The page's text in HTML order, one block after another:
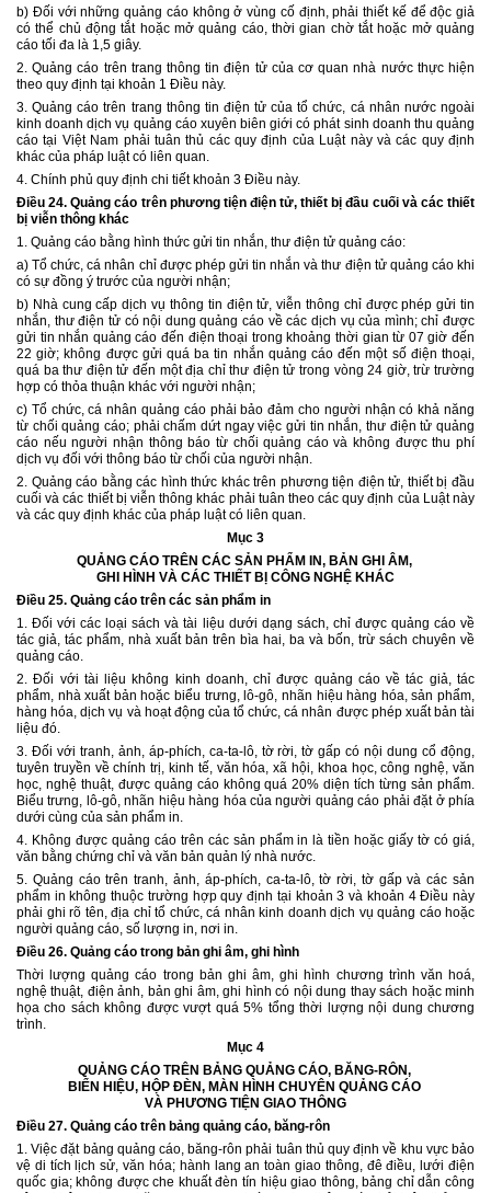
b) Đối với những quảng cáo không ở vùng cố định, phải thiết kế để độc giả
có thể chủ động tắt hoặc mở quảng cáo, thời gian chờ tắt hoặc mở quảng
cáo tối đa là 1,5 giây.
2. Quảng cáo trên trang thông tin điện tử của cơ quan nhà nước thực hiện
theo quy định tại khoản 1 Điều này.
3. Quảng cáo trên trang thông tin điện tử của tổ chức, cá nhân nước ngoài
kinh doanh dịch vụ quảng cáo xuyên biên giới có phát sinh doanh thu quảng
cáo tại Việt Nam phải tuân thủ các quy định của Luật này và các quy định
khác của pháp luật có liên quan.
4. Chính phủ quy định chi tiết khoản 3 Điều này.
Điều 24. Quảng cáo trên phương tiện điện tử, thiết bị đầu cuối và các thiết
bị viễn thông khác
1. Quảng cáo bằng hình thức gửi tin nhắn, thư điện tử quảng cáo:
a) Tổ chức, cá nhân chỉ được phép gửi tin nhắn và thư điện tử quảng cáo khi
có sự đồng ý trước của người nhận;
b) Nhà cung cấp dịch vụ thông tin điện tử, viễn thông chỉ được phép gửi tin
nhắn, thư điện tử có nội dung quảng cáo về các dịch vụ của mình; chỉ được
gửi tin nhắn quảng cáo đến điện thoại trong khoảng thời gian từ 07 giờ đến
22 giờ; không được gửi quá ba tin nhắn quảng cáo đến một số điện thoại,
quá ba thư điện tử đến một địa chỉ thư điện tử trong vòng 24 giờ, trừ trường
hợp có thỏa thuận khác với người nhận;
c) Tổ chức, cá nhân quảng cáo phải bảo đảm cho người nhận có khả năng
từ chối quảng cáo; phải chấm dứt ngay việc gửi tin nhắn, thư điện tử quảng
cáo nếu người nhận thông báo từ chối quảng cáo và không được thu phí
dịch vụ đối với thông báo từ chối của người nhận.
2. Quảng cáo bằng các hình thức khác trên phương tiện điện tử, thiết bị đầu
cuối và các thiết bị viễn thông khác phải tuân theo các quy định của Luật này
và các quy định khác của pháp luật có liên quan.
Mục 3
QUẢNG CÁO TRÊN CÁC SẢN PHẨM IN, BẢN GHI ÂM,
GHI HÌNH VÀ CÁC THIẾT BỊ CÔNG NGHỆ KHÁC
Điều 25. Quảng cáo trên các sản phẩm in
1. Đối với các loại sách và tài liệu dưới dạng sách, chỉ được quảng cáo về
tác giả, tác phẩm, nhà xuất bản trên bìa hai, ba và bốn, trừ sách chuyên về
quảng cáo.
2. Đối với tài liệu không kinh doanh, chỉ được quảng cáo về tác giả, tác
phẩm, nhà xuất bản hoặc biểu trưng, lô-gô, nhãn hiệu hàng hóa, sản phẩm,
hàng hóa, dịch vụ và hoạt động của tổ chức, cá nhân được phép xuất bản tài
liệu đó.
3. Đối với tranh, ảnh, áp-phích, ca-ta-lô, tờ rời, tờ gấp có nội dung cổ động,
tuyên truyền về chính trị, kinh tế, văn hóa, xã hội, khoa học, công nghệ, văn
học, nghệ thuật, được quảng cáo không quá 20% diện tích từng sản phẩm.
Biểu trưng, lô-gô, nhãn hiệu hàng hóa của người quảng cáo phải đặt ở phía
dưới cùng của sản phẩm in.
4. Không được quảng cáo trên các sản phẩm in là tiền hoặc giấy tờ có giá,
văn bằng chứng chỉ và văn bản quản lý nhà nước.
5. Quảng cáo trên tranh, ảnh, áp-phích, ca-ta-lô, tờ rời, tờ gấp và các sản
phẩm in không thuộc trường hợp quy định tại khoản 3 và khoản 4 Điều này
phải ghi rõ tên, địa chỉ tổ chức, cá nhân kinh doanh dịch vụ quảng cáo hoặc
người quảng cáo, số lượng in, nơi in.
Điều 26. Quảng cáo trong bản ghi âm, ghi hình
Thời lượng quảng cáo trong bản ghi âm, ghi hình chương trình văn hoá,
nghệ thuật, điện ảnh, bản ghi âm, ghi hình có nội dung thay sách hoặc minh
họa cho sách không được vượt quá 5% tổng thời lượng nội dung chương
trình.
Mục 4
QUẢNG CÁO TRÊN BẢNG QUẢNG CÁO, BĂNG-RÔN,
BIỂN HIỆU, HỘP ĐÈN, MÀN HÌNH CHUYÊN QUẢNG CÁO
VÀ PHƯƠNG TIỆN GIAO THÔNG
Điều 27. Quảng cáo trên bảng quảng cáo, băng-rôn
1. Việc đặt bảng quảng cáo, băng-rôn phải tuân thủ quy định về khu vực bảo
vệ di tích lịch sử, văn hóa; hành lang an toàn giao thông, đê điều, lưới điện
quốc gia; không được che khuất đèn tín hiệu giao thông, bảng chỉ dẫn công